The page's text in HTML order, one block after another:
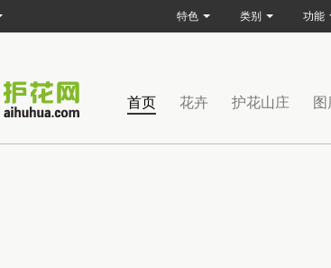
首页 花卉 护花山庄 图
特色 类别 功能